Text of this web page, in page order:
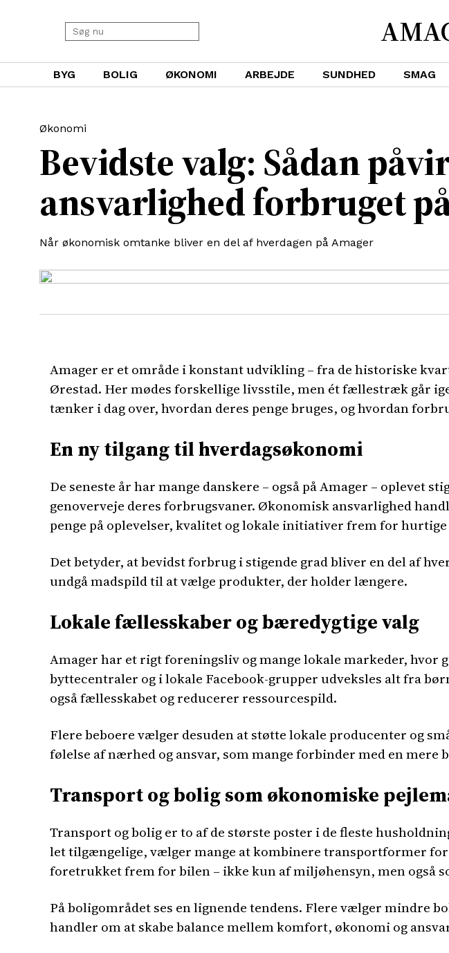
BYG BOLIG ØKONOMI ARBEJDE SUNDHED SMAG
Bevidste valg: Sådan
ansvarlighed forbruget
Når økonomisk omtanke bliver en del af hverdagen på Amager
Økonomi
Amager er et område i konstant udvikling – fra de historiske
Ørestad. Her mødes forskellige livsstile, men ét fællestræk går
tænker i dag over, hvordan deres penge bruges, og hvordan
En ny tilgang til hverdagsøkonomi
De seneste år har mange danskere – også på Amager – oplevet
genoverveje deres forbrugsvaner. Økonomisk ansvarlighed
penge på oplevelser, kvalitet og lokale initiativer frem for
Det betyder, at bevidst forbrug i stigende grad bliver en del af
undgå madspild til at vælge produkter, der holder længere.
Lokale fællesskaber og bæredygtige valg
Amager har et rigt foreningsliv og mange lokale markeder,
byttecentraler og i lokale Facebook-grupper udveksles alt fra
også fællesskabet og reducerer ressourcespild.
Flere beboere vælger desuden at støtte lokale producenter og
følelse af nærhed og ansvar, som mange forbinder med en mere
Transport og bolig som økonomiske
Transport og bolig er to af de største poster i de fleste
let tilgængelige, vælger mange at kombinere transportformer for
foretrukket frem for bilen – ikke kun af miljøhensyn, men også
På boligområdet ses en lignende tendens. Flere vælger mindre
handler om at skabe balance mellem komfort, økonomi og